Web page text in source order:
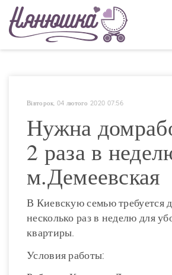
Вівторок, 04 лютого 2020 07:56
Нужна
2 раза в
м.Демеевская
В Киевскую семью требуется
несколько раз в неделю для
квартиры.
Условия работы: